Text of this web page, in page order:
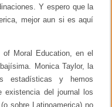
Y espero que la
mejor aun si es aquí
Moral Education, en el
Monica Taylor, la
estadísticas y hemos
existencia del journal los
sobre Latinoamerica) no